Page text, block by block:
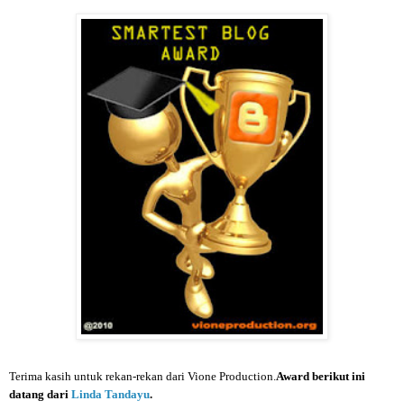
Terima kasih untuk rekan-rekan dari Vione Production. Award berikut ini
datang dari Linda Tandayu.